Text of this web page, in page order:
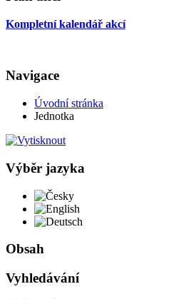
Kompletní kalendář akcí
Navigace
Úvodní stránka
Jednotka
Výběr jazyka
Česky
Obsah
Vyhledávání